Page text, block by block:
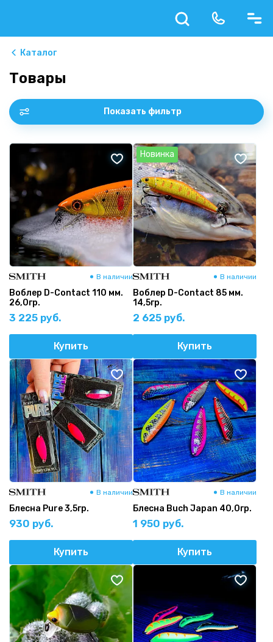
Каталог
Товары
Показать фильтр
В наличии
Воблер D-Contact 110 мм.
26,0гр.
3 225 руб.
Купить
Новинка
В наличии
Воблер D-Contact 85 мм.
14,5гр.
2 625 руб.
Купить
В наличии
Блесна Pure 3,5гр.
930 руб.
Купить
В наличии
Блесна Buch Japan 40,0гр.
1 950 руб.
Купить